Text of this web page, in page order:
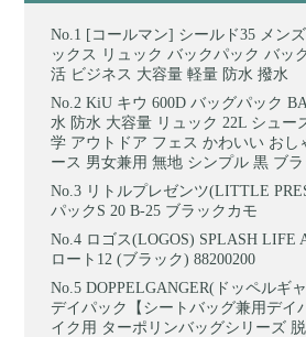
[コールマン] シールド35 メン
ックス リュック バックパック バッ
活 ビジネス 大容量 軽量 防水 撥水
KiU キウ 600D バッグパック
水 防水 大容量 リュック 22L シュー
学 アウトドア フェス かわいい おし
ース 男女兼用 無地 シンプル 黒 ブラ
リトルプレゼンツ(LITTLE
パックS 20 B-25 ブラックカモ
ロゴス(LOGOS) SPLASH LIFE
ロート12 (ブラック) 88200200
DOPPELGANGER(ドッペルギ
デイパック【シートバッグ兼用デイ
イク用 ターポリンバッグシリーズ